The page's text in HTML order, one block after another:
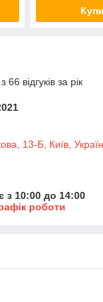
відгуків за рік
13-Б, Київ,
з 10:00 до 14:00
роботи